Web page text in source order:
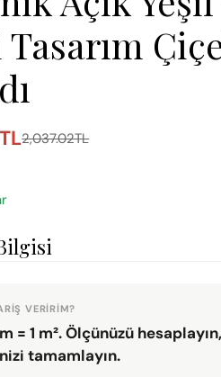
açın
2,037.02TL
VERIRIM?
= 1 m². Ölçünüzü
tamamlayın.